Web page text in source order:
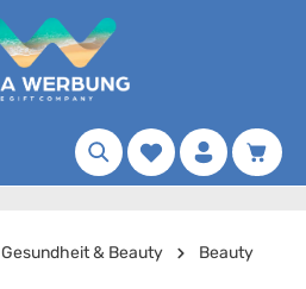
Merkzettel
Gesundheit & Beauty
Beauty